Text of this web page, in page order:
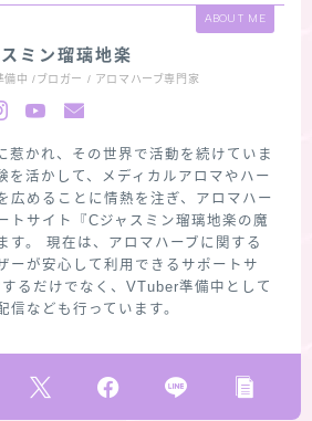
ABOUT ME
ミン瑠璃地楽
備中 /ブロガー / アロマハーブ専門家
惹かれ、その世界で活動を続けていま
を活かして、メディカルアロマやハー
広めることに情熱を注ぎ、アロマハー
トサイト『Cジャスミン瑠璃地楽の魔
す。 現在は、アロマハーブに関する
ーが安心して利用できるサポートサ
るだけでなく、VTuber準備中として
信なども行っています。